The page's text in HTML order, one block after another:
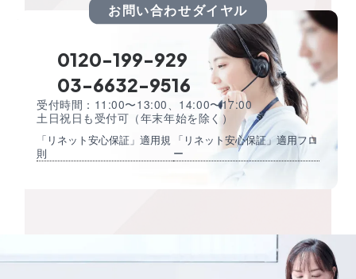
お問い合わせダイヤル
0120-199-929
03-6632-9516
受付時間：11:00〜13:00、14:00〜17:00
土日祝日も受付可（年末年始を除く）
「リネット安心保証」適用規
則
「リネット安心保証」適用フロ
ー